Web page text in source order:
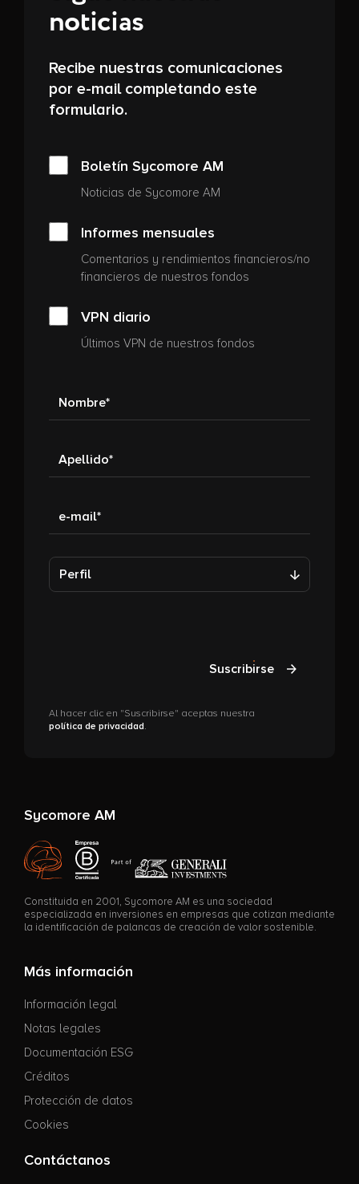
noticias
Recibe nuestras comunicaciones
por e-mail completando este
formulario.
Boletín Sycomore AM
Noticias de Sycomore AM
Informes mensuales
Comentarios y rendimientos financieros/no
financieros de nuestros fondos
VPN diario
Últimos VPN de nuestros fondos
Perfil
Al hacer clic en "Suscribirse" aceptas nuestra
política de privacidad.
Suscribirse
Sycomore AM
Constituida en 2001, Sycomore AM es una sociedad
especializada en inversiones en empresas que cotizan mediante
la identificación de palancas de creación de valor sostenible.
Más información
Información legal
Notas legales
Documentación ESG
Créditos
Protección de datos
Cookies
Contáctanos